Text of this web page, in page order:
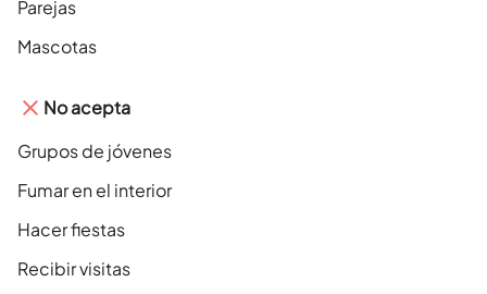
Parejas
Mascotas
No acepta
Grupos de jóvenes
Fumar en el interior
Hacer fiestas
Recibir visitas